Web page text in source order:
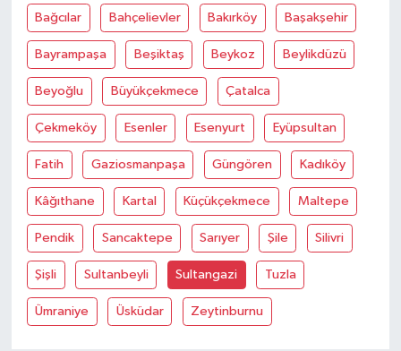
Bağcılar Bahçelievler Bakırköy Başakşehir
Bayrampaşa Beşiktaş Beykoz Beylikdüzü
Beyoğlu Büyükçekmece Çatalca
Çekmeköy Esenler Esenyurt Eyüpsultan
Fatih Gaziosmanpaşa Güngören Kadıköy
Kâğıthane Kartal Küçükçekmece Maltepe
Pendik Sancaktepe Sarıyer Şile Silivri
Şişli Sultanbeyli Sultangazi Tuzla
Ümraniye Üsküdar Zeytinburnu